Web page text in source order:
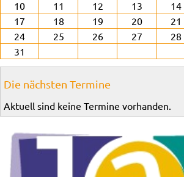
10
11 12 13 14
17
18 19 20 21
24
25 26 27 28
31
Die nächsten Termine
Aktuell sind keine Termine vorhanden.